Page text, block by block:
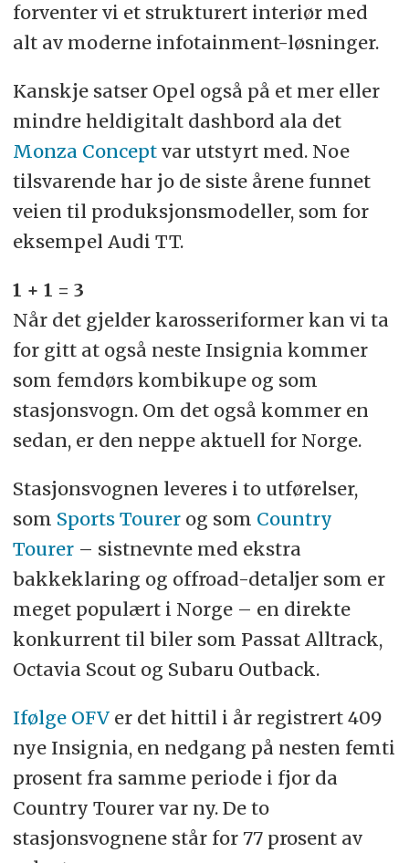
forventer vi et strukturert interiør med
alt av moderne infotainment-løsninger.
Kanskje satser Opel også på et mer eller
mindre heldigitalt dashbord ala det
Monza Conceptvar utstyrt med. Noe
tilsvarende har jo de siste årene funnet
veien til produksjonsmodeller, som for
eksempel Audi TT.
1 + 1 = 3
Når det gjelder karosseriformer kan vi ta
for gitt at også neste Insignia kommer
som femdørs kombikupe og som
stasjonsvogn. Om det også kommer en
sedan, er den neppe aktuell for Norge.
Stasjonsvognen leveres i to utførelser,
som Sports Tourerog som Country
Tourer– sistnevnte med ekstra
bakkeklaring og offroad-detaljer som er
meget populært i Norge – en direkte
konkurrent til biler som Passat Alltrack,
Octavia Scout og Subaru Outback.
Ifølge OFVer det hittil i år registrert 409
nye Insignia, en nedgang på nesten femti
prosent fra samme periode i fjor da
Country Tourer var ny. De to
stasjonsvognene står for 77 prosent av